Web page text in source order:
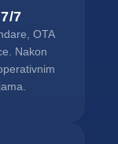
7
OTA
Nakon